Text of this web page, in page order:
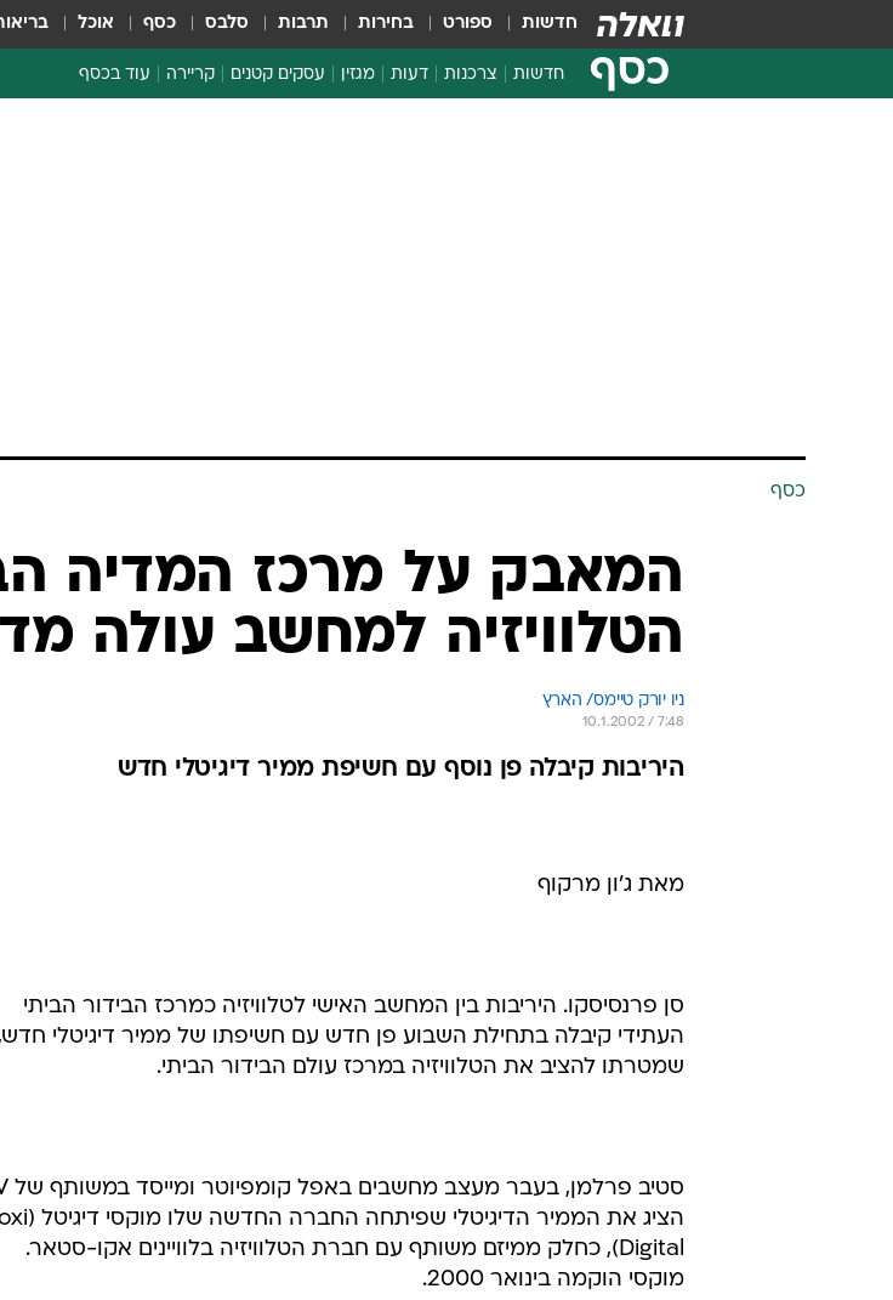
חדשות ספורט בחירות תרבות סלבס כסף אוכל
כסף חדשות צרכנות דעות מגזין עסקים קטנים קריירה עוד בכסף
כסף
המאבק על מרכז המדיה
הטלוויזיה למחשב עולה
ניו יורק טיימס/ הארץ
10.1.2002 / 7:48
היריבות קיבלה פן נוסף עם חשיפת ממיר דיגיטלי חדש
מאת ג'ון מרקוף
סן פרנסיסקו. היריבות בין המחשב האישי לטלוויזיה כמרכז הבידור הביתי
העתידי קיבלה בתחילת השבוע פן חדש עם חשיפתו של ממיר דיגיטלי
שמטרתו להציב את הטלוויזיה במרכז עולם הבידור הביתי.
סטיב פרלמן, בעבר מעצב מחשבים באפל קומפיוטר ומייסד במשותף של WebTV,
הציג את הממיר הדיגיטלי שפיתחה החברה החדשה שלו מוקסי דיגיטל (Moxi
Digital), כחלק ממיזם משותף עם חברת הטלוויזיה בלוויינים אקו-סטאר.
מוקסי הוקמה בינואר 2000.